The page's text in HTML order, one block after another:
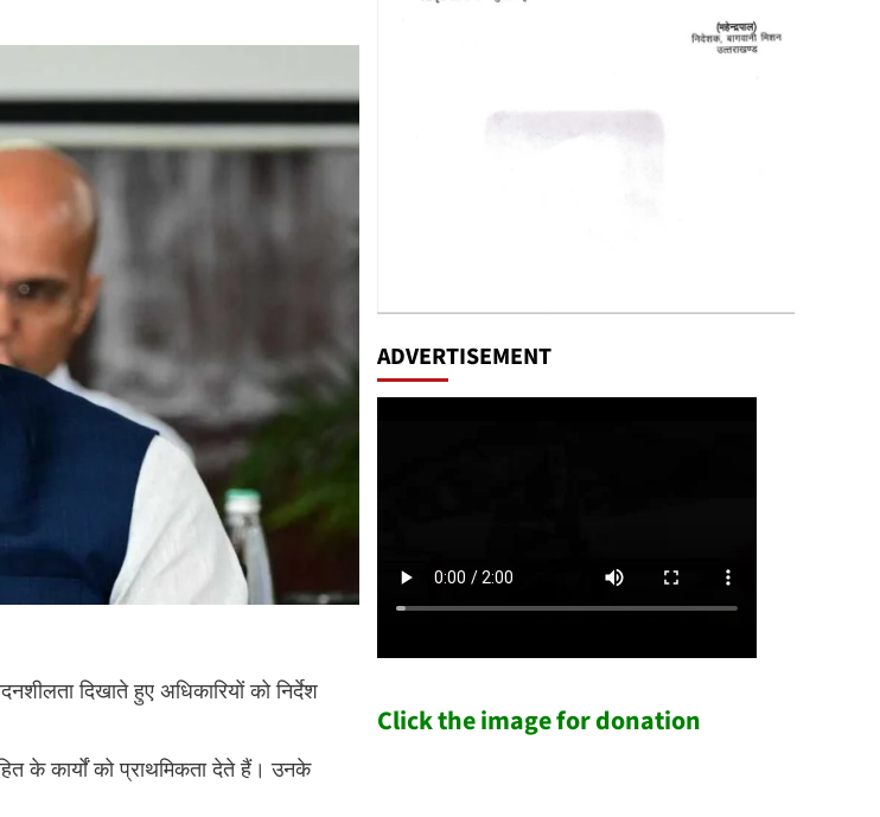
दिखाते हुए अधिकारियों को निर्देश
के कार्यों को प्राथमिकता देते हैं। उनके
ADVERTISEMENT
Click the image for donation